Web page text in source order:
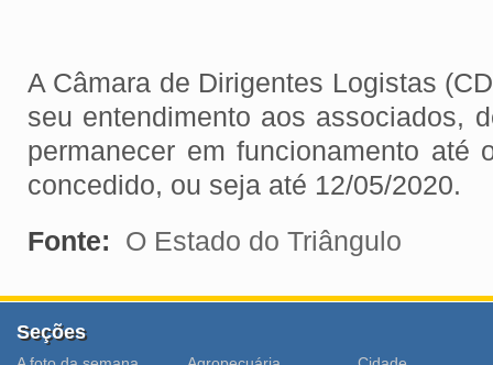
A Câmara de Dirigentes Logistas
seu entendimento aos associados,
permanecer em funcionamento até
concedido, ou seja até 12/05/2020.
Fonte:
O Estado do Triângulo
Seções